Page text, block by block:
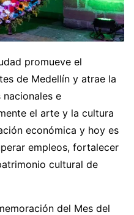
promueve el
de Medellín y atrae la
e
el arte y la cultura
económica y hoy es
empleos, fortalecer
cultural de
del Mes del